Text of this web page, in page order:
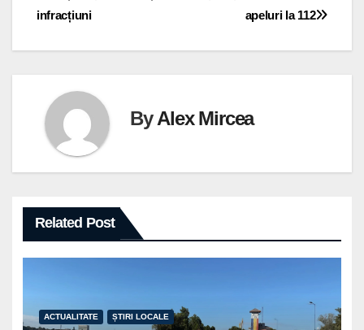
apeluri la 112
infracțiuni
ByAlex Mircea
Related Post
ACTUALITATE ȘTIRI LOCALE